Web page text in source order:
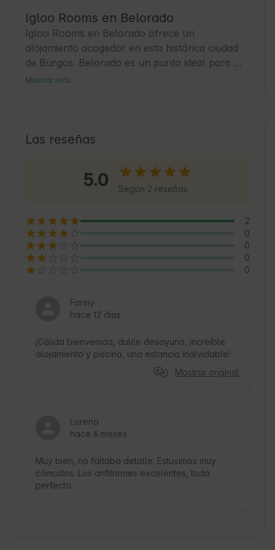
Igloo Rooms en Belorado
Igloo Rooms en Belorado ofrece un
alojamiento acogedor en esta histórica ciudad
de Burgos. Belorado es un punto ideal para
viajeros que buscan combinar turismo cultural
explorar la región. Disfruta de la hospitalidad
descubrir cada rincón.
Mostrar más
Las reseñas
5.0 Según 2 reseñas
2
0
0
0
0
Fanny
hace 12 días
¡Cálida bienvenida, dulce desayuno, increíble
alojamiento y piscina, una estancia inolvidable!
Mostrar original
Lorena
hace 6 meses
Muy bien, no faltaba detalle. Estuvimos muy
cómodos. Los anfitriones excelentes, todo